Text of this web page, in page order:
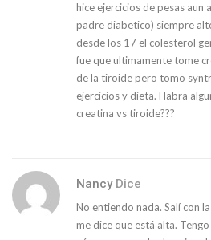
hice ejercicios de pesas
padre diabetico) siempre
desde los 17 el colesterol
fue que ultimamente tome
de la tiroide pero tomo
ejercicios y dieta. Habra
creatina vs tiroide???
Nancy Dice
No entiendo nada. Salí con
me dice que está alta.